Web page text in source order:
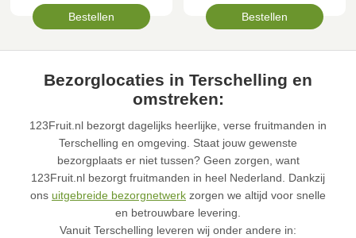
Bestellen Bestellen
Bezorglocaties in Terschelling en
omstreken:
123Fruit.nl bezorgt dagelijks heerlijke, verse fruitmanden in
Terschelling en omgeving. Staat jouw gewenste
bezorgplaats er niet tussen? Geen zorgen, want
123Fruit.nl bezorgt fruitmanden in heel Nederland. Dankzij
ons uitgebreide bezorgnetwerk zorgen we altijd voor snelle
en betrouwbare levering.
Vanuit Terschelling leveren wij onder andere in: